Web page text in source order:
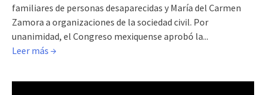
familiares de personas desaparecidas y María del Carmen
Zamora a organizaciones de la sociedad civil. Por
unanimidad, el Congreso mexiquense aprobó la...
Leer más →